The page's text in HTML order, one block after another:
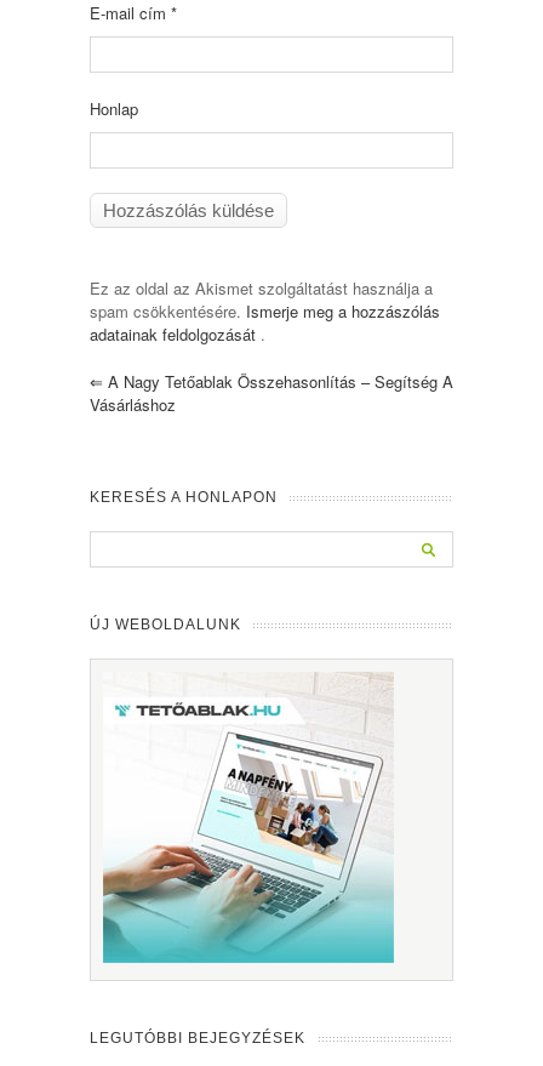
E-mail cím *
Honlap
Ez az oldal az Akismet szolgáltatást használja a
spam csökkentésére. Ismerje meg a hozzászólás
adatainak feldolgozását .
⇐ A Nagy Tetőablak Összehasonlítás – Segítség A
Vásárláshoz
KERESÉS A HONLAPON
ÚJ WEBOLDALUNK
LEGUTÓBBI BEJEGYZÉSEK